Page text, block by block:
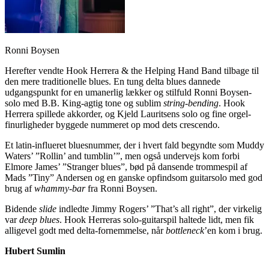
Ronni Boysen
Herefter vendte Hook Herrera & the Helping Hand Band tilbage til
den mere traditionelle blues. En tung delta blues dannede
udgangspunkt for en umanerlig lækker og stilfuld Ronni Boysen-
solo med B.B. King-agtig tone og sublim string-bending. Hook
Herrera spillede akkorder, og Kjeld Lauritsens solo og fine orgel-
finurligheder byggede nummeret op mod dets crescendo.
Et latin-influeret bluesnummer, der i hvert fald begyndte som Muddy
Waters’ ”Rollin’ and tumblin’”, men også undervejs kom forbi
Elmore James’ ”Stranger blues”, bød på dansende trommespil af
Mads ”Tiny” Andersen og en ganske opfindsom guitarsolo med god
brug afwhammy-barfra Ronni Boysen.
Bidende slide indledte Jimmy Rogers’ ”That’s all right”, der virkelig
vardeep blues. Hook Herreras solo-guitarspil haltede lidt, men fik
alligevel godt med delta-fornemmelse, nårbottleneck’en kom i brug.
Hubert Sumlin